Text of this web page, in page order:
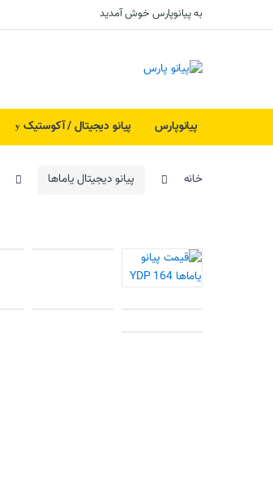
Skip to navigation
Skip to contentبه پیانوپارس خوش آمدید
پیانوپارس پیانو دیجیتال / آکوستیک
خانه پیانو دیجیتال یاماها